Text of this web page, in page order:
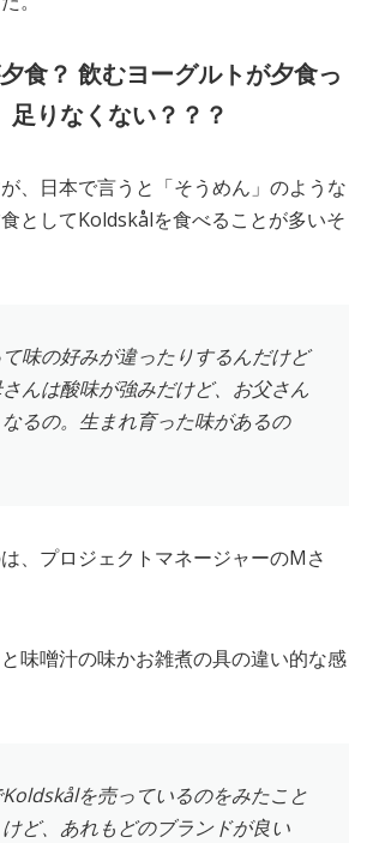
食？ 飲むヨーグルトが夕食っ
足りなくない？？？
、日本で言うと「そうめん」のような
としてKoldskålを食べることが多いそ
て味の好みが違ったりするんだけど
んは酸味が強みだけど、お父さん
るの。生まれ育った味があるの
、プロジェクトマネージャーのMさ
味噌汁の味かお雑煮の具の違い的な感
Koldskålを売っているのをみたこと
ど、あれもどのブランドが良い